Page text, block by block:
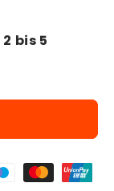
2 bis 5